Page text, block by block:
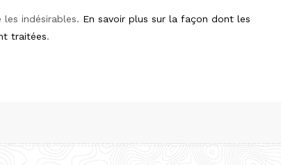
les indésirables. En savoir plus sur la façon dont les
traitées.